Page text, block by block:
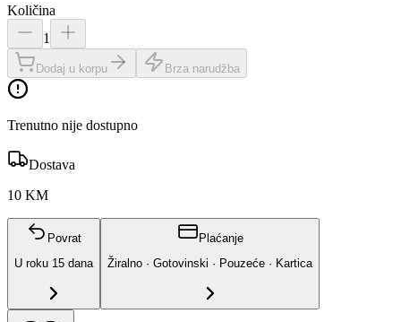
Količina
1
Dodaj u korpu Brza narudžba
Trenutno nije dostupno
Dostava
10 KM
Povrat
U roku 15 dana
Plaćanje
Žiralno · Gotovinski · Pouzeće · Kartica